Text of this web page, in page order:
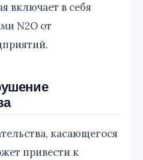
включает в себя
N2O от
касающегося
привести к